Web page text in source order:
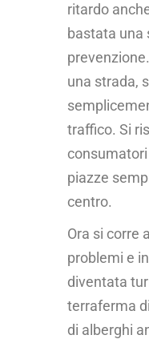
ritardo
bastata una
una strada,
traffico. Si
piazze
centro.
Ora si corre
problemi e
diventata
terraferma
di alberghi